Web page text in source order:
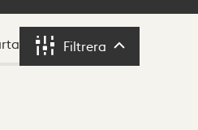
Filtrera Filtrera